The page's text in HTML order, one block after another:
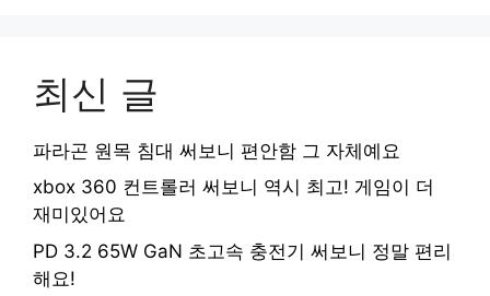
최신 글
파라곤 원목 침대 써보니 편안함 그 자체예요
xbox 360 컨트롤러 써보니 역시 최고! 게임이 더
재미있어요
PD 3.2 65W GaN 초고속 충전기 써보니 정말 편리
해요!